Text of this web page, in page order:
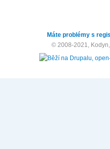
Máte problémy s
© 2008-2021,